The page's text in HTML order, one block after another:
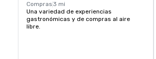
Compras 3 mi
Una variedad de experiencias
gastronómicas y de compras al aire
libre.